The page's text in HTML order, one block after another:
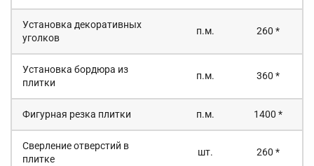
Установка декоративных
уголков
п.м. 260 *
Установка бордюра из
плитки
п.м. 360 *
Фигурная резка плитки п.м. 1400 *
Сверление отверстий в
плитке
шт. 260 *